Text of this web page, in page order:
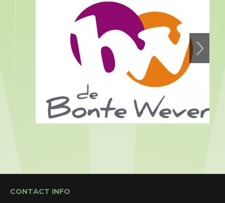
Assen, Bonte Wever
09/08/2026 19:30 - 09/08/2026
23:30
CONTACT INFO